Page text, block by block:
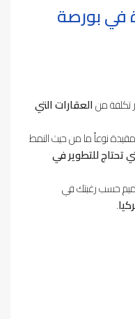
في بورصة
تكلفة منالعقارات التي
نوعاً ما من حيث النمط
تحتاج للتطوير في
حسب رغبتك في
.